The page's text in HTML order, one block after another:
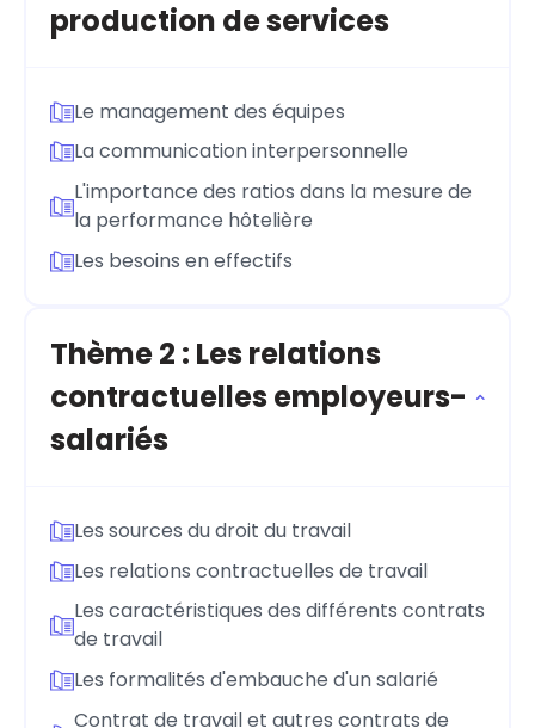
production de services
Le management des équipes
La communication interpersonnelle
L'importance des ratios dans la mesure de
la performance hôtelière
Les besoins en effectifs
Thème 2 : Les relations
contractuelles employeurs-
salariés
Les sources du droit du travail
Les relations contractuelles de travail
Les caractéristiques des différents contrats
de travail
Les formalités d'embauche d'un salarié
Contrat de travail et autres contrats de